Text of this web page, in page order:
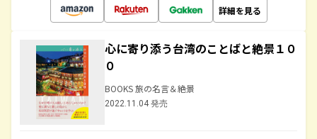
詳細を見る
心に寄り添う台湾のことばと絶景１０
０
BOOKS 旅の名言＆絶景
2022.11.04 発売